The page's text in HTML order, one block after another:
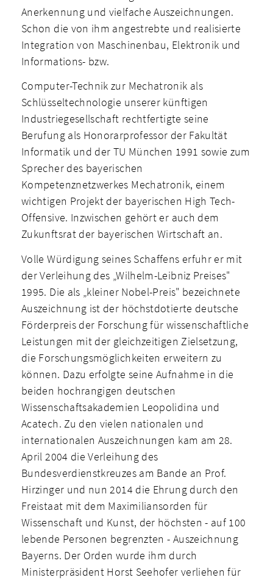
Anerkennung und vielfache Auszeichnungen.
Schon die von ihm angestrebte und realisierte
Integration von Maschinenbau, Elektronik und
Informations- bzw.
Computer-Technik zur Mechatronik als
Schlüsseltechnologie unserer künftigen
Industriegesellschaft rechtfertigte seine
Berufung als Honorarprofessor der Fakultät
Informatik und der TU München 1991 sowie zum
Sprecher des bayerischen
Kompetenznetzwerkes Mechatronik, einem
wichtigen Projekt der bayerischen High­ Tech-
Offensive. Inzwischen gehört er auch dem
Zukunftsrat der bayerischen Wirtschaft an.
Volle Würdigung seines Schaffens erfuhr er mit
der Verleihung des „Wilhelm-Leibniz­ Preises"
1995. Die als „kleiner Nobel-Preis" bezeichnete
Auszeichnung ist der höchstdotierte deutsche
Förderpreis der Forschung für wissenschaftliche
Leistungen mit der gleichzeitigen Zielsetzung,
die Forschungsmöglichkeiten erweitern zu
können. Dazu erfolgte seine Aufnahme in die
beiden hochrangigen deutschen
Wissenschaftsakademien Leopolidina und
Acatech. Zu den vielen nationalen und
internationalen Auszeichnungen kam am 28.
April 2004 die Verleihung des
Bundesverdienstkreuzes am Bande an Prof.
Hirzinger und nun 2014 die Ehrung durch den
Freistaat mit dem Maximiliansorden für
Wissenschaft und Kunst, der höchsten - auf 100
lebende Personen begrenzten - Auszeichnung
Bayerns. Der Orden wurde ihm durch
Ministerpräsident Horst Seehofer verliehen für